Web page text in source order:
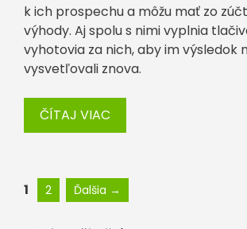
k ich prospechu a môžu mať zo
výhody. Aj spolu s nimi vyplnia
vyhotovia za nich, aby im výsledok
vysvetľovali znova.
ČÍTAJ VIAC
Stránka
1 Stránka
2 Ďalšia →